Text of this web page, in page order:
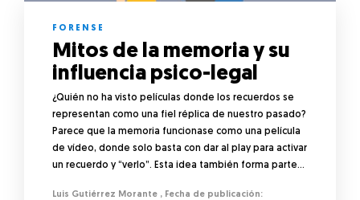
FORENSE
Mitos de la memoria y su
influencia psico-legal
¿Quién no ha visto películas donde los recuerdos se
representan como una fiel réplica de nuestro pasado?
Parece que la memoria funcionase como una película
de vídeo, donde solo basta con dar al play para activar
un recuerdo y “verlo”. Esta idea también forma parte…
Luis Gutiérrez Morante ,